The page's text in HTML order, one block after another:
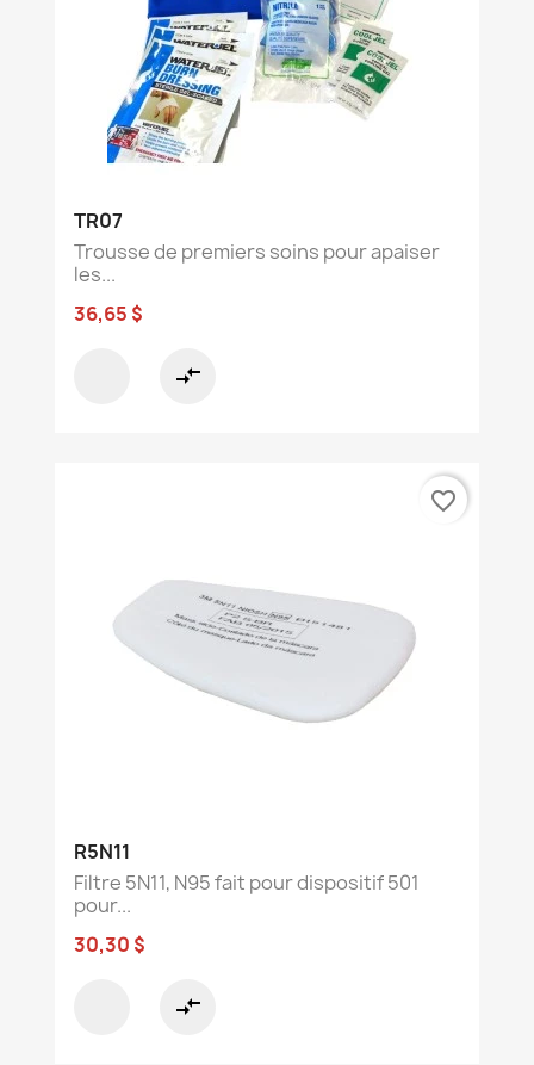
TR07
Trousse de premiers soins pour apaiser
les...
36,65 $
compare_arrows
R5N11
Filtre 5N11, N95 fait pour dispositif 501
pour...
30,30 $
compare_arrows
favorite_border